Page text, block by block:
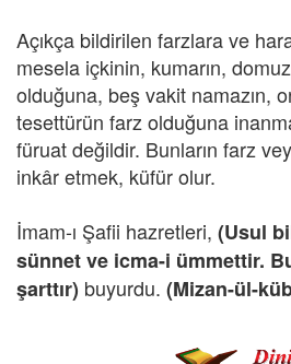
Açıkça bildirilen farzlara ve
mesela içkinin, kumarın,
olduğuna, beş vakit namazın,
tesettürün farz olduğuna
füruat değildir. Bunların farz
inkâr etmek, küfür olur.
İmam-ı Şafii hazretleri, (Usul
sünnet ve icma-i ümmettir.
şarttır) buyurdu. (Mizan-ül-